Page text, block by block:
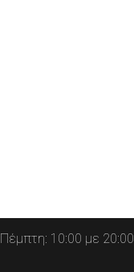
10:00 με 20:00